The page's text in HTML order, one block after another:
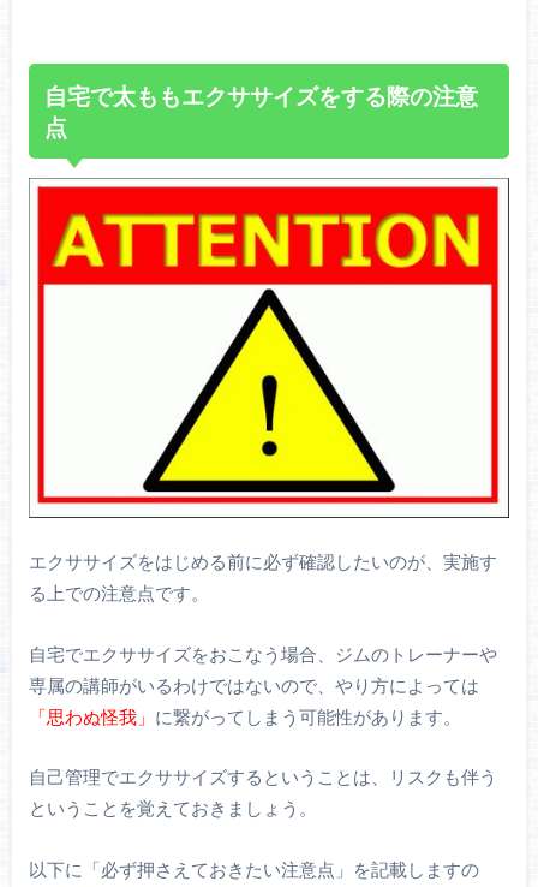
自宅で太ももエクササイズをする際の注意
点
エクササイズをはじめる前に必ず確認したいのが、実施す
る上での注意点です。
自宅でエクササイズをおこなう場合、ジムのトレーナーや
専属の講師がいるわけではないので、やり方によっては
「思わぬ怪我」 に繋がってしまう可能性があります。
自己管理でエクササイズするということは、リスクも伴う
ということを覚えておきましょう。
以下に「必ず押さえておきたい注意点」を記載しますの